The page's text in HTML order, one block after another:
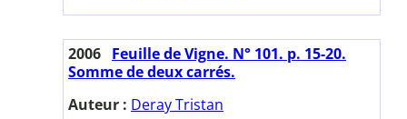
2006 Feuille de Vigne. N° 101. p. 15-20.
Somme de deux carrés.
Auteur : Deray Tristan